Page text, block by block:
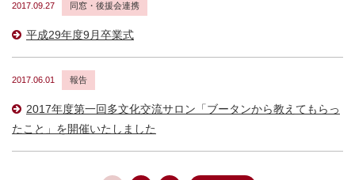
2017.09.27 同窓・後援会連携
平成29年度9月卒業式
2017.06.01 報告
2017年度第一回多文化交流サロン「ブータンから教えてもらっ
たこと」を開催いたしました